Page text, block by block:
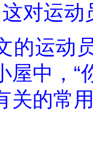
对运
的运动
中，“
关的常